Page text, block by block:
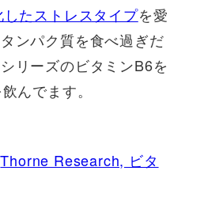
たストレスタイプを愛
ンパク質を食べ過ぎだ
リーズのビタミンB6を
んでます。
Thorne Research, ビタ